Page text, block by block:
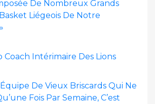
De Nombreux Grands
Liégeois De Notre
Coach Intérimaire Des Lions
De Vieux Briscards Qui Ne
Fois Par Semaine, C’est